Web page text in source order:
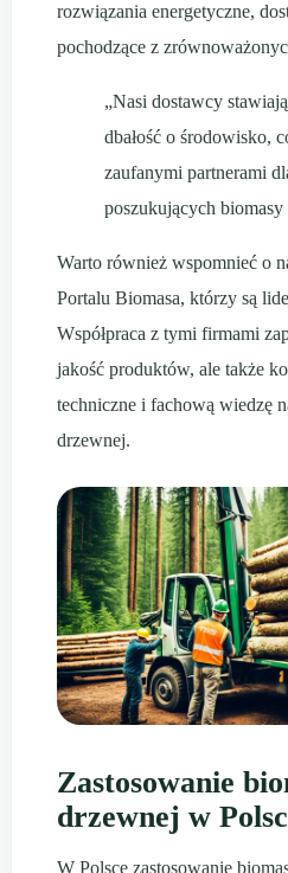
rozwiązania energetyczne,
pochodzące z
„Nasi dostawcy
dbałość o środowisko,
zaufanymi partnerami
poszukujących
Warto również wspomnieć o
Portalu Biomasa, którzy są
Współpraca z tymi firmami
jakość produktów, ale także
techniczne i fachową wiedzę
drzewnej.
Zastosowanie
drzewnej w
W Polsce zastosowanie